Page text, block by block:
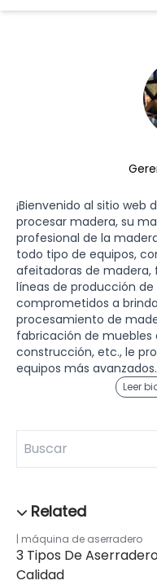
¡Bienvenido al sitio web
procesar madera, su
profesional de la
todo tipo de equipos,
afeitadoras de madera,
líneas de producción
comprometidos a
procesamiento de
fabricación de
construcción, etc., le
equipos más avanzados.
Leer
máquina de aserradero
3 Tipos De
Calidad